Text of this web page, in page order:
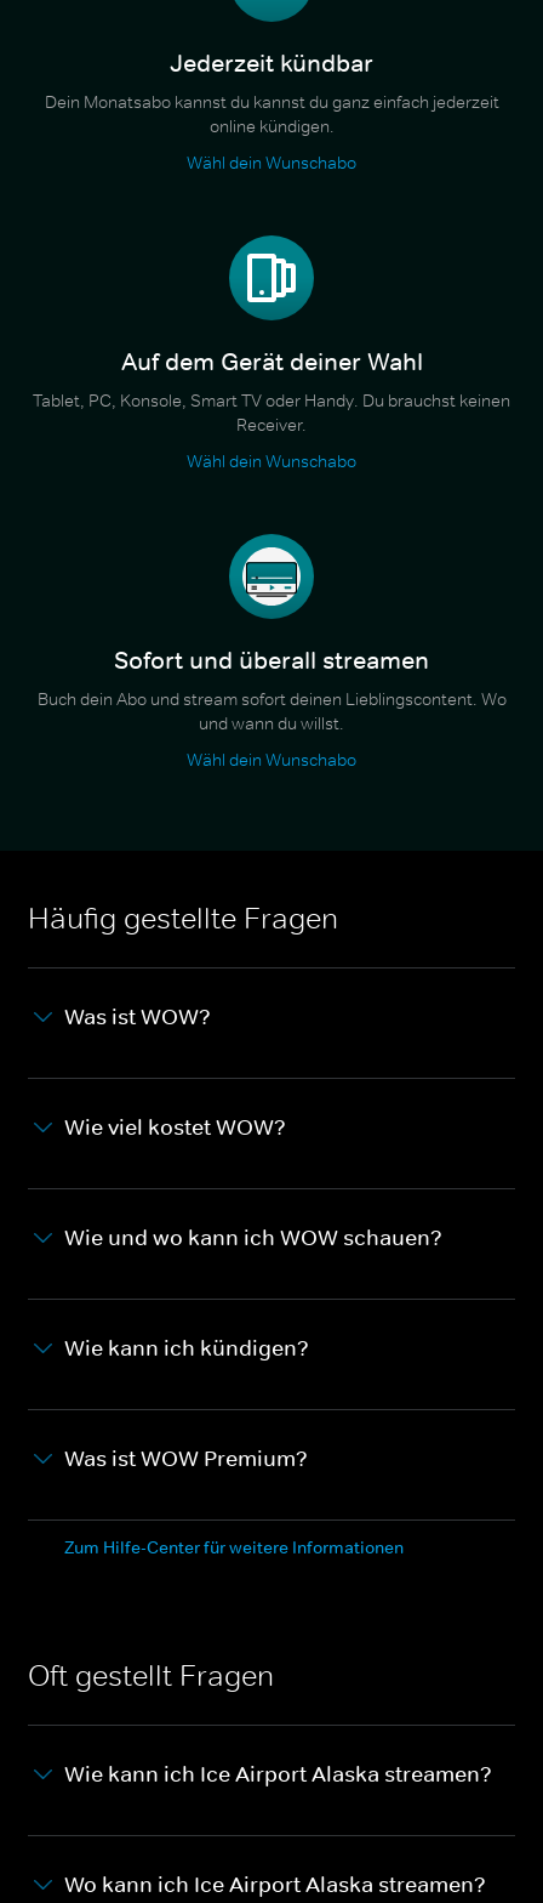
Jederzeit kündbar
Dein Monatsabo kannst du kannst du ganz einfach jederzeit
online kündigen.
Wähl dein Wunschabo
Auf dem Gerät deiner Wahl
Tablet, PC, Konsole, Smart TV oder Handy. Du brauchst keinen
Receiver.
Wähl dein Wunschabo
Sofort und überall streamen
Buch dein Abo und stream sofort deinen Lieblingscontent. Wo
und wann du willst.
Wähl dein Wunschabo
Häufig gestellte Fragen
Was ist WOW?
Wie viel kostet WOW?
Wie und wo kann ich WOW schauen?
Wie kann ich kündigen?
Was ist WOW Premium?
Zum Hilfe-Center für weitere Informationen
Oft gestellt Fragen
Wie kann ich Ice Airport Alaska streamen?
Wo kann ich Ice Airport Alaska streamen?